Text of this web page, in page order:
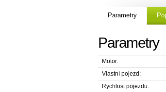
Parametry
Parametry
Motor:
Vlastní pojezd:
Rychlost pojezdu: